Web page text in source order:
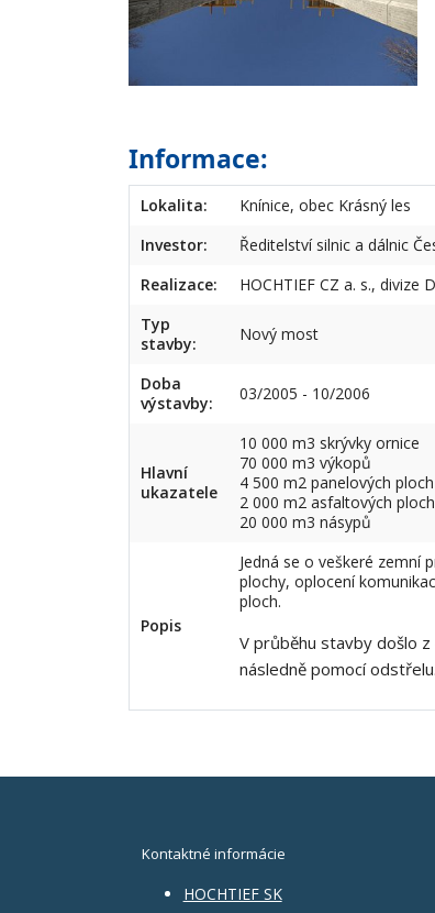
Informace:
Lokalita:
Knínice, obec Krásný les
Investor:
Ředitelství silnic a dálnic
Realizace:
HOCHTIEF CZ a. s., divize
Typ
stavby:
Nový most
Doba
výstavby:
03/2005 - 10/2006
Hlavní
ukazatele
10 000 m3 skrývky ornice
70 000 m3 výkopů
4 500 m2 panelových
2 000 m2 asfaltových
20 000 m3 násypů
Popis
Jedná se o veškeré zemní
plochy, oplocení
ploch.
V průběhu stavby došlo
následně pomocí
Kontaktné informácie
HOCHTIEF SK